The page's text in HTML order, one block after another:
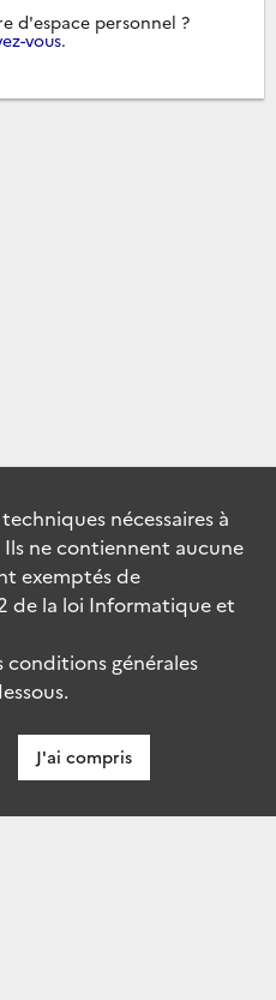
d'espace personnel ?
vous.
techniques nécessaires à
ne contiennent aucune
exemptés de
de la loi Informatique et
conditions générales
J'ai compris